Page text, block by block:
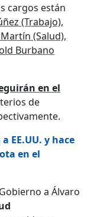
cargos están
(Trabajo),
(Salud),
Burbano
en el
de
EE.UU. y hace
en el
a Álvaro